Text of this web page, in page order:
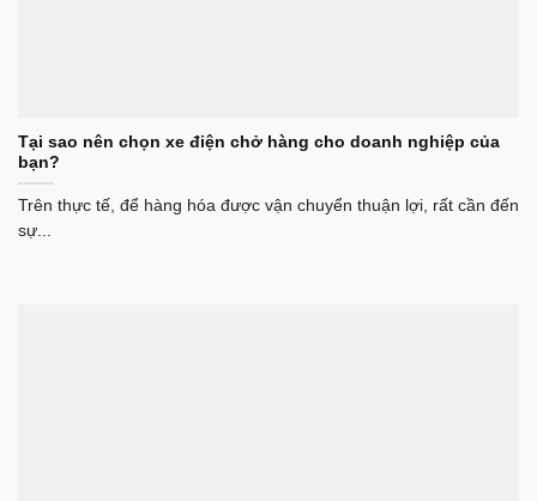
Tại sao nên chọn xe điện chở hàng cho doanh nghiệp của
bạn?
Trên thực tế, để hàng hóa được vận chuyển thuận lợi, rất cần đến
sự...